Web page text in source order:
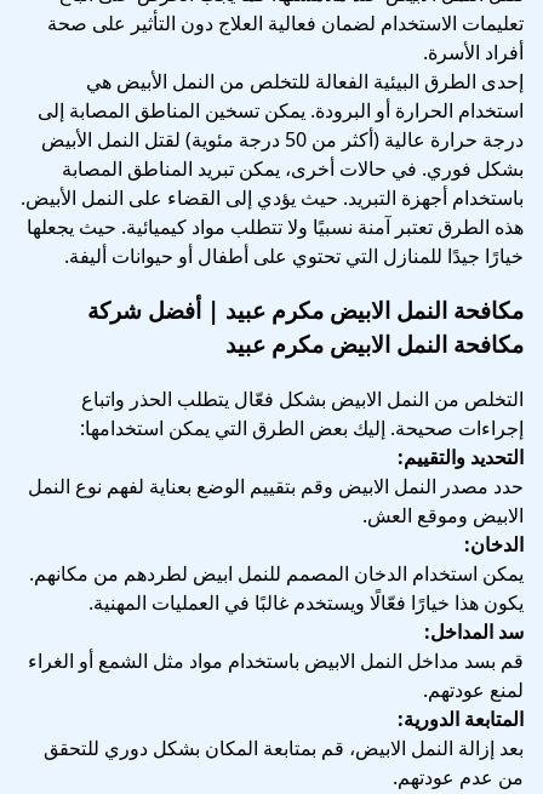
تعليمات الاستخدام لضمان فعالية العلاج دون التأثير على صحة
أفراد الأسرة.
إحدى الطرق البيئية الفعالة للتخلص من النمل الأبيض هي
استخدام الحرارة أو البرودة. يمكن تسخين المناطق المصابة إلى
درجة حرارة عالية (أكثر من 50 درجة مئوية) لقتل النمل الأبيض
بشكل فوري. في حالات أخرى، يمكن تبريد المناطق المصابة
باستخدام أجهزة التبريد. حيث يؤدي إلى القضاء على النمل الأبيض.
هذه الطرق تعتبر آمنة نسبيًا ولا تتطلب مواد كيميائية. حيث يجعلها
خيارًا جيدًا للمنازل التي تحتوي على أطفال أو حيوانات أليفة.
مكافحة النمل الابيض مكرم عبيد | أفضل شركة
مكافحة النمل الابيض مكرم عبيد
التخلص من النمل الابيض بشكل فعّال يتطلب الحذر واتباع
إجراءات صحيحة. إليك بعض الطرق التي يمكن استخدامها:
التحديد والتقييم:
حدد مصدر النمل الابيض وقم بتقييم الوضع بعناية لفهم نوع النمل
الابيض وموقع العش.
الدخان:
يمكن استخدام الدخان المصمم للنمل ابيض لطردهم من مكانهم.
يكون هذا خيارًا فعّالًا ويستخدم غالبًا في العمليات المهنية.
سد المداخل:
قم بسد مداخل النمل الابيض باستخدام مواد مثل الشمع أو الغراء
لمنع عودتهم.
المتابعة الدورية:
بعد إزالة النمل الابيض، قم بمتابعة المكان بشكل دوري للتحقق
من عدم عودتهم.